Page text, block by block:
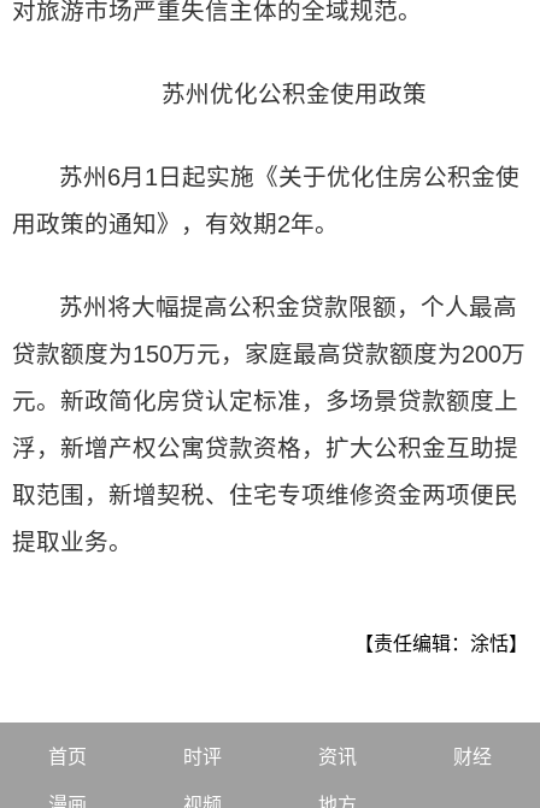
对旅游市场严重失信主体的全域规范。
苏州优化公积金使用政策
苏州6月1日起实施《关于优化住房公积金使
用政策的通知》，有效期2年。
苏州将大幅提高公积金贷款限额，个人最高
贷款额度为150万元，家庭最高贷款额度为200万
元。新政简化房贷认定标准，多场景贷款额度上
浮，新增产权公寓贷款资格，扩大公积金互助提
取范围，新增契税、住宅专项维修资金两项便民
提取业务。
【责任编辑：涂恬】
首页 时评 资讯 财经